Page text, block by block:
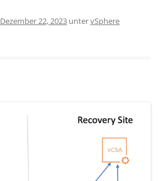
Dezember 22, 2023 untervSphere